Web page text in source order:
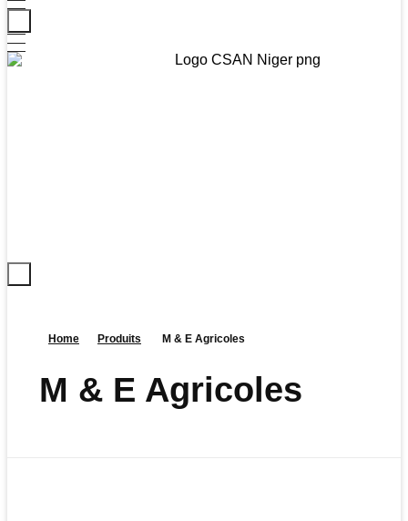
Home Produits M & E Agricoles
M & E Agricoles